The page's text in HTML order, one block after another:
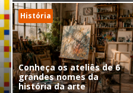
História
Conheça os ateliês de 6
grandes nomes da
história da arte